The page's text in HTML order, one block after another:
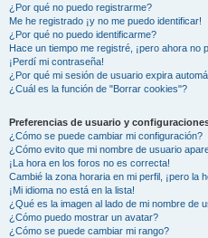
¿Por qué no puedo registrarme?
Me he registrado ¡y no me puedo identificar!
¿Por qué no puedo identificarme?
Hace un tiempo me registré, ¡pero ahora no
¡Perdí mi contraseña!
¿Por qué mi sesión de usuario expira
¿Cuál es la función de "Borrar cookies"?
Preferencias de usuario y
¿Cómo se puede cambiar mi configuración?
¿Cómo evito que mi nombre de usuario
¡La hora en los foros no es correcta!
Cambié la zona horaria en mi perfil, ¡pero la
¡Mi idioma no está en la lista!
¿Qué es la imagen al lado de mi nombre de
¿Cómo puedo mostrar un avatar?
¿Cómo se puede cambiar mi rango?